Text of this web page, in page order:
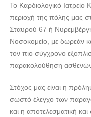
doctors4u.gr
ΚΑΡΔΙΟΛΟΓΟΣ
doctors4u.gr
ΚΑΡΔΙΟΛΟΓΟΣ
doctors4u.gr
doctors4u.gr
ΚΑΡΔΙΟΛΟΓΟΣ
Το Καρδιολογικό
περιοχή της πόλης μας
Σταυρού 67 ή
Νοσοκομείο, με δωρεάν
τον πιο σύγχρονο
παρακολούθηση ασθενών
Στόχος μας είναι η
σωστό έλεγχο των
και η αποτελεσματική